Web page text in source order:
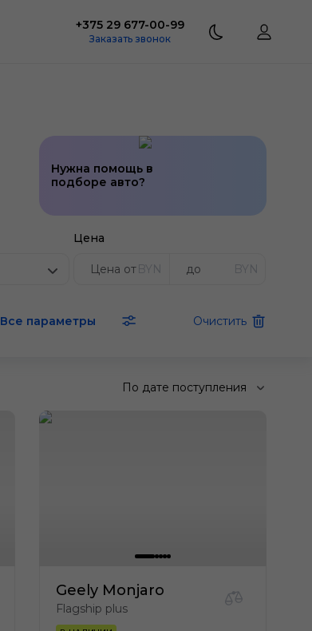
+375 29 677-00-99
Заказать звонок
Нужна помощь в
подборе авто?
Цена
BYN BYN
Все параметры Очистить
По дате поступления
Geely Monjaro
Flagship plus